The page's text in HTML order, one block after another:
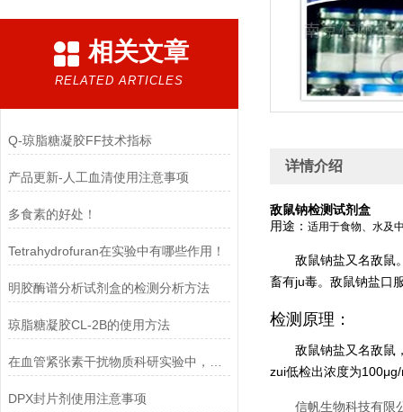
相关文章
RELATED ARTICLES
Q-琼脂糖凝胶FF技术指标
产品更新-人工血清使用注意事项
多食素的好处！
Tetrahydrofuran在实验中有哪些作用！
明胶酶谱分析试剂盒的检测分析方法
琼脂糖凝胶CL-2B的使用方法
DPX封片剂使用注意事项
详情介绍
敌鼠钠检测试剂盒
用途： 适用于食物、水及
敌鼠钠盐又名敌鼠
畜有ju毒。敌鼠钠盐口
检测原理：
敌鼠钠盐又名敌鼠
zui低检出浓度为
信帆生物科技有限